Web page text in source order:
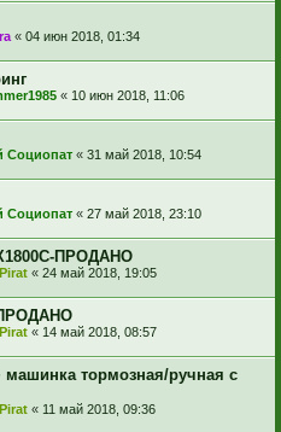
« 04 июн 2018, 01:34
« 10 июн 2018, 11:06
Социопат « 31 май 2018, 10:54
Социопат « 27 май 2018, 23:10
ПРОДАНО
« 24 май 2018, 19:05
« 14 май 2018, 08:57
тормозная/ручная с
« 11 май 2018, 09:36